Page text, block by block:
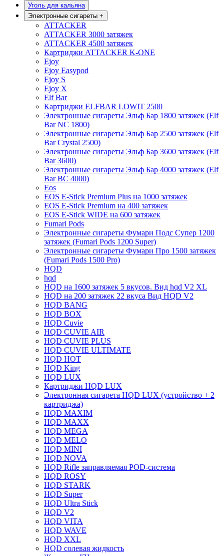
Уголь для кальяна
Электронные сигареты +
ATTACKER
ATTACKER 3000 затяжек
ATTACKER 4500 затяжек
Картриджи ATTACKER K-ONE
Ejoy
Ejoy Easypod
Ejoy S
Ejoy X
Elf Bar
Картриджи ELFBAR LOWIT 2500
Электронные сигареты Эльф Бар 1800 затяжек (Elf
Bar NC 1800)
Электронные сигареты Эльф Бар 2500 затяжек (Elf
Bar Crystal 2500)
Электронные сигареты Эльф Бар 3600 затяжек (Elf
Bar 3600)
Электронные сигареты Эльф Бар 4000 затяжек (Elf
Bar BC 4000)
Eos
EOS E-Stick Premium Plus на 1000 затяжек
EOS E-Stick Premium на 400 затяжек
EOS E-Stick WIDE на 600 затяжек
Fumari Pods
Электронные сигареты Фумари Подс Супер 1200
затяжек (Fumari Pods 1200 Super)
Электронные сигареты Фумари Про 1500 затяжек
(Fumari Pods 1500 Pro)
HQD
hqd
HQD на 1600 затяжек 5 вкусов. Вид hqd V2 XL
HQD на 200 затяжек 22 вкуса Вид HQD V2
HQD BANG
HQD BOX
HQD Cuvie
HQD CUVIE AIR
HQD CUVIE PLUS
HQD CUVIE ULTIMATE
HQD HOT
HQD King
HQD LUX
Картриджи HQD LUX
Электронная сигарета HQD LUX (устройство + 2
картриджа)
HQD MAXIM
HQD MAXX
HQD MEGA
HQD MELO
HQD MINI
HQD NOVA
HQD Rifle заправляемая POD-система
HQD ROSY
HQD STARK
HQD Super
HQD Ultra Stick
HQD V2
HQD VITA
HQD WAVE
HQD XXL
HQD солевая жидкость